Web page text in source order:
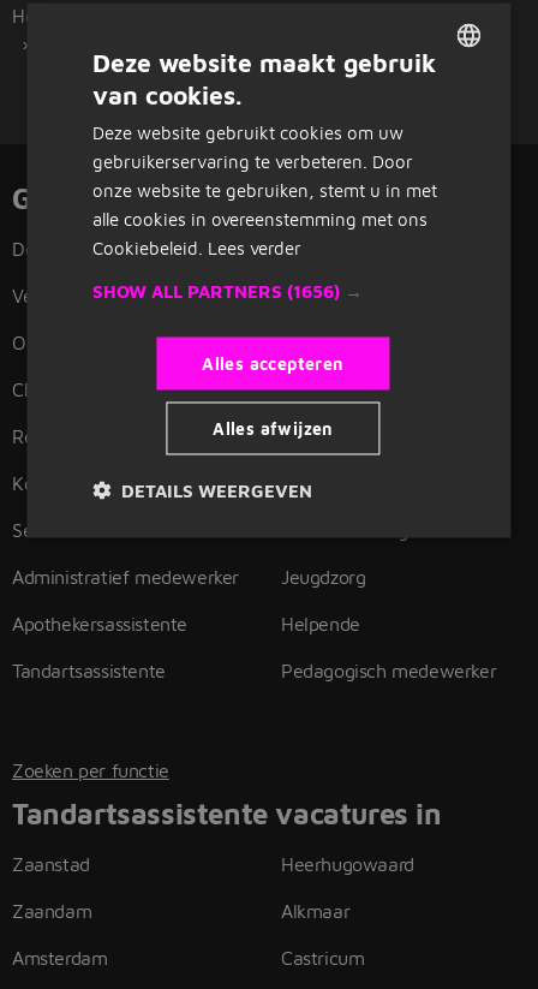
Home
Gerelateerde functies
Doktersassistente
Verpleegkundige
Onderwijsassistent
Chauffeur
Receptioniste
Koerier
Secretaresse
Administratief medewerker
Apothekersassistente
Tandartsassistente
Brandweer
Makelaar
Planner
Thuiszorg
Verzorgende IG
Office manager
Jeugdzorg
Helpende
Pedagogisch medewerker
Zoeken per functie
Tandartsassistente vacatures in
Zaanstad
Zaandam
Amsterdam
Heerhugowaard
Alkmaar
Castricum
Deze website maakt gebruik
van cookies.
Deze website gebruikt cookies om uw
gebruikerservaring te verbeteren. Door
onze website te gebruiken, stemt u in met
alle cookies in overeenstemming met ons
Cookiebeleid. Lees verder
SHOW ALL PARTNERS (1656) →
Alles accepteren
Alles afwijzen
DETAILS WEERGEVEN